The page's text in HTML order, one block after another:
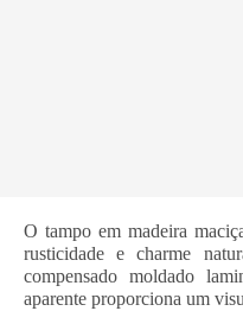
O tampo em madeira
rusticidade e charme
compensado moldado
aparente proporciona um